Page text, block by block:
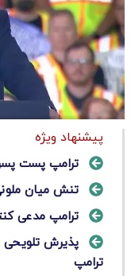
پیشنهاد ویژه
ترامپ پست
تنش میان
ترامپ مدعی
پذیرش
ترامپ